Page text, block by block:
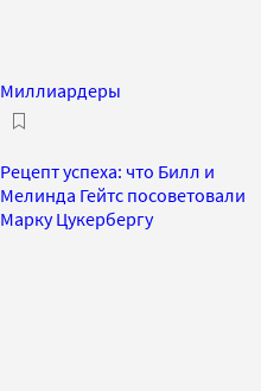
Миллиардеры
Рецепт успеха: что Билл и
Мелинда Гейтс посоветовали
Марку Цукербергу